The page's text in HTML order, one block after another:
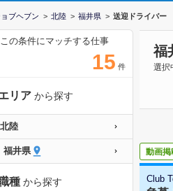
ョブヘブン > 北陸 > 福井県 > 送迎ドライバー
福
選択
動画掲
Club
この条件にマッチする仕事
15 件
リア から探す
北陸
福井県
種 から探す